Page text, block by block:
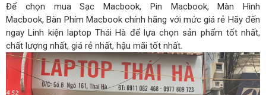
Để chọn mua Sạc Macbook, Pin Macbook, Màn Hình
Macbook, Bàn Phím Macbook chính hãng với mức giá rẻ Hãy đến
ngay Linh kiện laptop Thái Hà để lựa chọn sản phẩm tốt nhất,
chất lượng nhất, giá rẻ nhất, hậu mãi tốt nhất.